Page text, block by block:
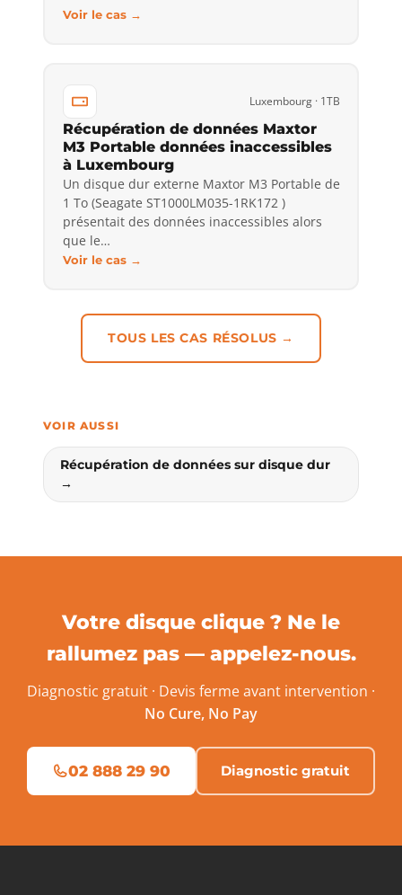
Voir le cas →
Luxembourg · 1TB
Récupération de données Maxtor
M3 Portable données inaccessibles
à Luxembourg
Un disque dur externe Maxtor M3 Portable de
1 To (Seagate ST1000LM035-1RK172 )
présentait des données inaccessibles alors
que le…
Voir le cas →
TOUS LES CAS RÉSOLUS →
VOIR AUSSI
Récupération de données sur disque dur
→
Votre disque clique ? Ne le
rallumez pas — appelez-nous.
Diagnostic gratuit · Devis ferme avant intervention ·
No Cure, No Pay
02 888 29 90 Diagnostic gratuit